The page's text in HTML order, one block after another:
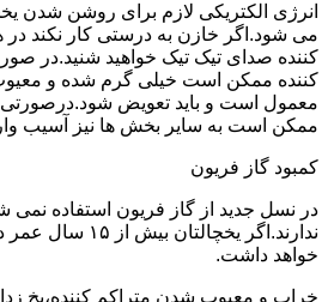
انرژی الکتریکی لازم برای روشن شدن
می شود.اگر خازن به درستی کار نکند
کننده صدای تیک تیک خواهید شنید.در
کننده ممکن است خیلی گرم شده و
معمول است و باید تعویض
ممکن است به سایر بخش ها نیز آسیب
کمبود گاز فریون
در نسل جدید از گاز فریون استفاده نمی
ندارند.اگر
خواهد داشت.
خراب و معیوب شدن متراکم کننده،یخ